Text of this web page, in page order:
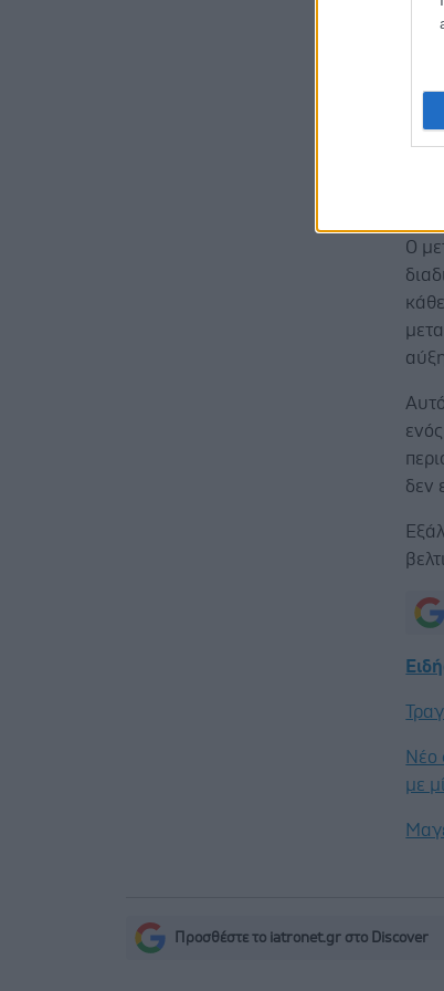
Ο
δεν
Νέο
με
Προσθέστε το iatronet.gr στο Discover